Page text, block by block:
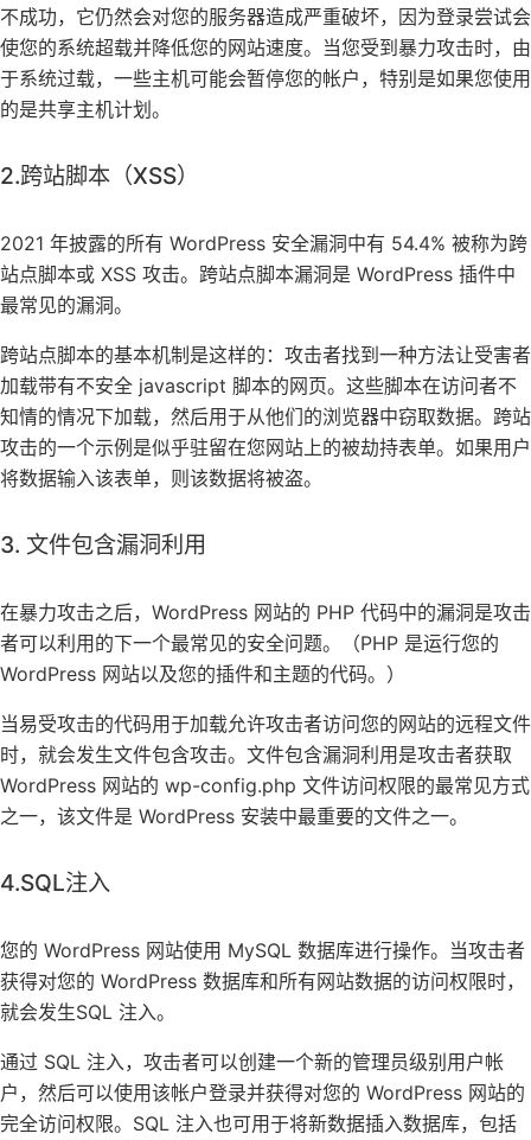
不成功，它仍然会对您的服务器造成严重破坏，因为登录尝试会
使您的系统超载并降低您的网站速度。当您受到暴力攻击时，由
于系统过载，一些主机可能会暂停您的帐户，特别是如果您使用
的是共享主机计划。
2.跨站脚本（XSS）
2021 年披露的所有 WordPress 安全漏洞中有 54.4% 被称为跨
站点脚本或 XSS 攻击。跨站点脚本漏洞是 WordPress 插件中
最常见的漏洞。
跨站点脚本的基本机制是这样的：攻击者找到一种方法让受害者
加载带有不安全 javascript 脚本的网页。这些脚本在访问者不
知情的情况下加载，然后用于从他们的浏览器中窃取数据。跨站
攻击的一个示例是似乎驻留在您网站上的被劫持表单。如果用户
将数据输入该表单，则该数据将被盗。
3. 文件包含漏洞利用
在暴力攻击之后，WordPress 网站的 PHP 代码中的漏洞是攻击
者可以利用的下一个最常见的安全问题。（PHP 是运行您的
WordPress 网站以及您的插件和主题的代码。）
当易受攻击的代码用于加载允许攻击者访问您的网站的远程文件
时，就会发生文件包含攻击。文件包含漏洞利用是攻击者获取
WordPress 网站的 wp-config.php 文件访问权限的最常见方式
之一，该文件是 WordPress 安装中最重要的文件之一。
4.SQL注入
您的 WordPress 网站使用 MySQL 数据库进行操作。当攻击者
获得对您的 WordPress 数据库和所有网站数据的访问权限时，
就会发生SQL 注入。
通过 SQL 注入，攻击者可以创建一个新的管理员级别用户帐
户，然后可以使用该帐户登录并获得对您的 WordPress 网站的
完全访问权限。SQL 注入也可用于将新数据插入数据库，包括